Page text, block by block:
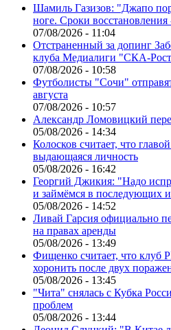
Шамиль Газизов: "Джапо
ноге. Сроки
07/08/2026 - 11:04
Отстраненный за допинг
клуба Медиалиги "СКА-
07/08/2026 - 10:58
Футболисты "Сочи"
августа
07/08/2026 - 10:57
Александр Ломовицкий
05/08/2026 - 14:34
Колосков считает, что
выдающаяся личность
05/08/2026 - 16:42
Георгий Джикия: "Надо
и займёмся в последующих
05/08/2026 - 14:52
Ливай Гарсия официально
на правах аренды
05/08/2026 - 13:49
Фищенко считает, что клуб
хоронить после двух
05/08/2026 - 13:45
"Чита" снялась с Кубка
проблем
05/08/2026 - 13:44